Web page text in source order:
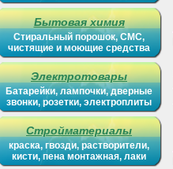
Бытовая химия
Стиральный порошок, СМС,
чистящие и моющие средства
Электротовары
Батарейки, лампочки, дверные
звонки, розетки, электроплиты
Стройматериалы
краска, гвозди, растворители,
кисти, пена монтажная, лаки